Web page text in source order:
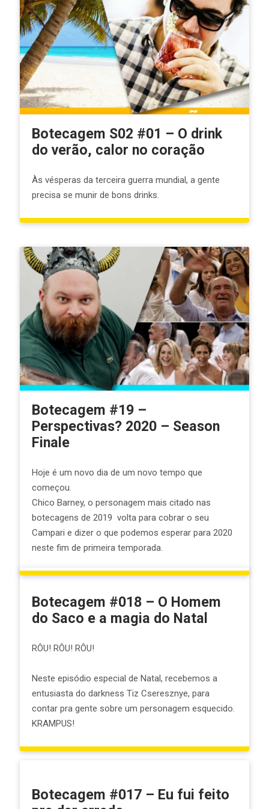
Botecagem S02 #01 – O drink
do verão, calor no coração
Às vésperas da terceira guerra mundial, a gente
precisa se munir de bons drinks.
Botecagem #19 –
Perspectivas? 2020 – Season
Finale
Hoje é um novo dia de um novo tempo que
começou.
Chico Barney, o personagem mais citado nas
botecagens de 2019 volta para cobrar o seu
Campari e dizer o que podemos esperar para 2020
neste fim de primeira temporada.
Botecagem #018 – O Homem
do Saco e a magia do Natal
RÔU! RÔU! RÔU!
Neste episódio especial de Natal, recebemos a
entusiasta do darkness Tiz Cseresznye, para
contar pra gente sobre um personagem esquecido.
KRAMPUS!
Botecagem #017 – Eu fui feito